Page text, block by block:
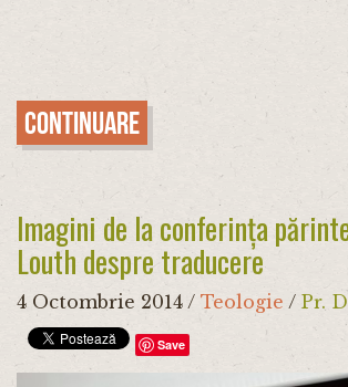
Continuare
Imagini de la conferința
Louth despre traducere
4 Octombrie 2014 / Teologie / Pr.
Save